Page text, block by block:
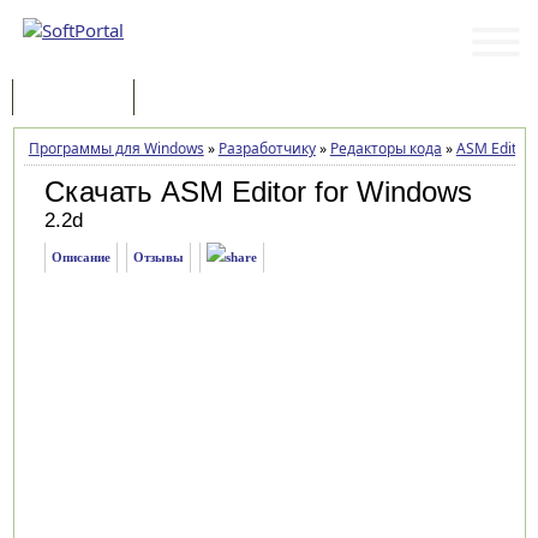
Программы для Windows » Разработчику» Редакторы кода »ASM Editor
Скачать ASM Editor for Windows
2.2d
Описание Отзывы